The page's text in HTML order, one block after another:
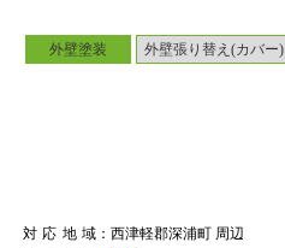
外壁塗装 外壁張り替え(カバー)
対応地域：西津軽郡深浦町 周辺